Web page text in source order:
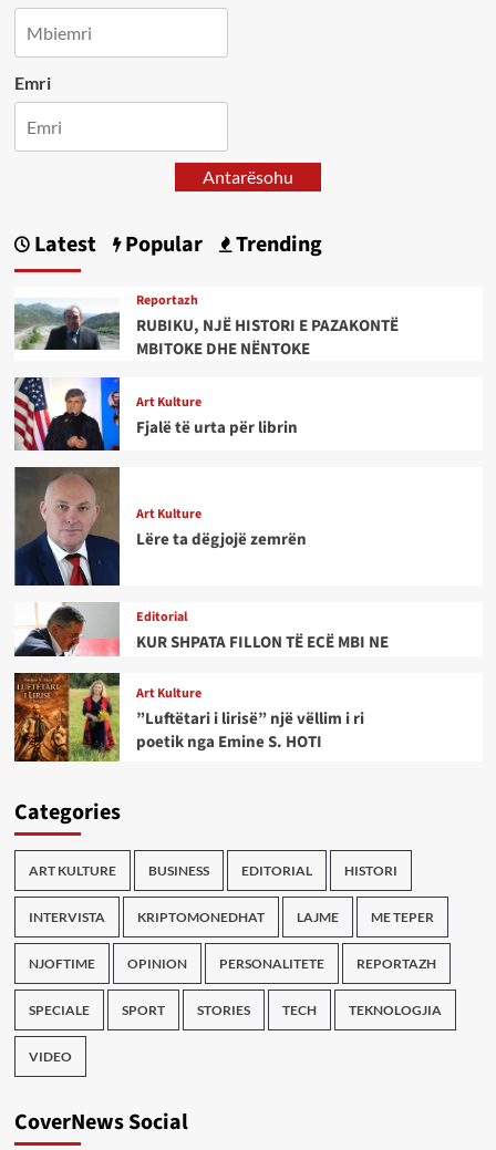
Emri
Antarësohu
Latest Popular Trending
Reportazh
RUBIKU, NJË HISTORI E PAZAKONTË
MBITOKE DHE NËNTOKE
Art Kulture
Fjalë të urta për librin
Art Kulture
Lëre ta dëgjojë zemrën
Editorial
KUR SHPATA FILLON TË ECË MBI NE
Art Kulture
”Luftëtari i lirisë” një vëllim i ri
poetik nga Emine S. HOTI
Categories
ART KULTURE BUSINESS EDITORIAL HISTORI
INTERVISTA KRIPTOMONEDHAT LAJME ME TEPER
NJOFTIME OPINION PERSONALITETE REPORTAZH
SPECIALE SPORT STORIES TECH TEKNOLOGJIA
VIDEO
CoverNews Social